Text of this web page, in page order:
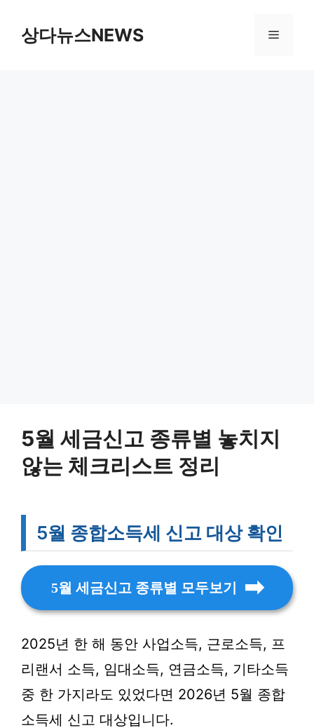
상다뉴스NEWS 메
5월 세금신고 종류별 놓치지
않는 체크리스트 정리
5월 종합소득세 신고 대상 확인
5월 세금신고 종류별 모두보기
2025년 한 해 동안 사업소득, 근로소득, 프
리랜서 소득, 임대소득, 연금소득, 기타소득
중 한 가지라도 있었다면 2026년 5월 종합
소득세 신고 대상입니다.